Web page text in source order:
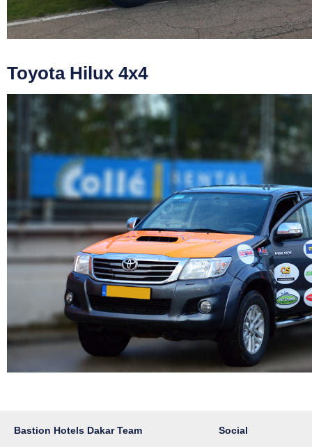
Toyota Hilux 4x4
Bastion Hotels Dakar Team Social